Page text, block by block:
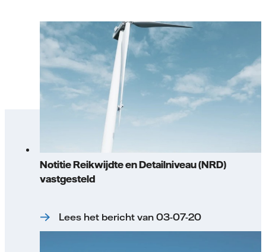
Notitie Reikwijdte en Detailniveau (NRD)
vastgesteld
Lees het bericht van 03-07-20